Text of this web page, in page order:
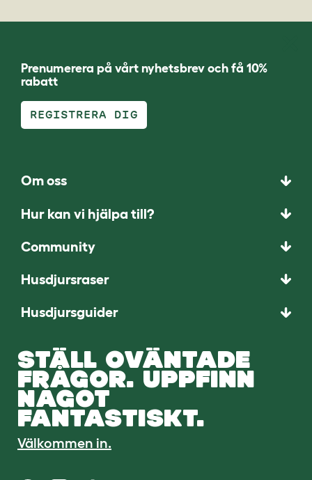
Prenumerera på vårt nyhetsbrev och få 10%
rabatt
REGISTRERA DIG
Om oss
Hur kan vi hjälpa till?
Community
Husdjursraser
Husdjursguider
STÄLL OVÄNTADE
FRÅGOR. UPPFINN
NÅGOT
FANTASTISKT.
Välkommen in.